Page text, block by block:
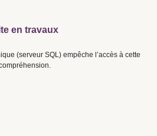
en travaux
(serveur SQL) empêche l’accès à cette